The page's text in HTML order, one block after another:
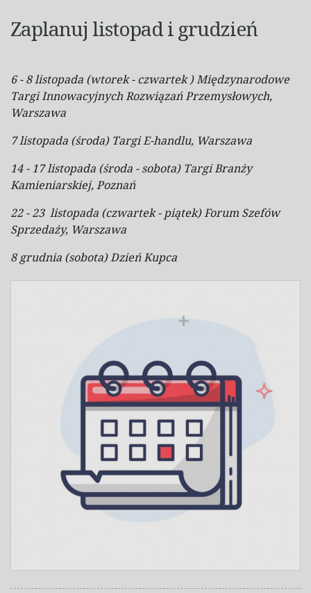
Zaplanuj listopad i grudzień
6 - 8 listopada (wtorek - czwartek ) Międzynarodowe
Targi Innowacyjnych Rozwiązań Przemysłowych,
Warszawa
7 listopada (środa) Targi E-handlu, Warszawa
14 - 17 listopada (środa - sobota) Targi Branży
Kamieniarskiej, Poznań
22 - 23 listopada (czwartek - piątek) Forum Szefów
Sprzedaży, Warszawa
8 grudnia (sobota) Dzień Kupca